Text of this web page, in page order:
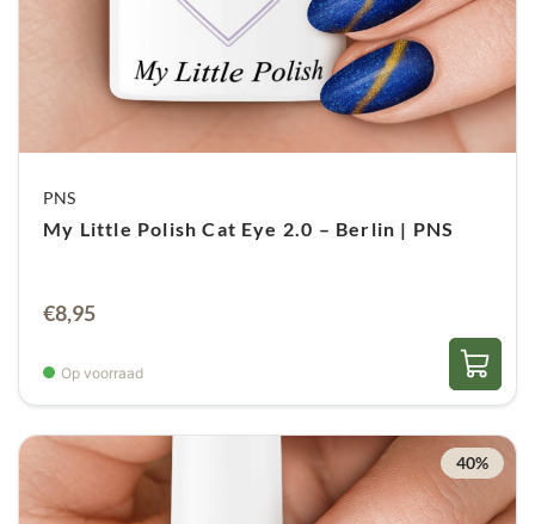
PNS
My Little Polish Cat Eye 2.0 – Berlin | PNS
€8,95
Op voorraad
40%